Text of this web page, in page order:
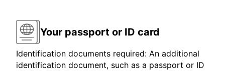
Your passport or ID card
Identification documents required: An additional
identification document, such as a passport or ID